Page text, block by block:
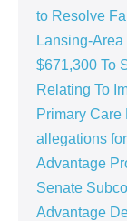
to Resolve
Lansing-
$671,300 To
Relating To
Primary
allegations
Advantage
Senate
Advantage